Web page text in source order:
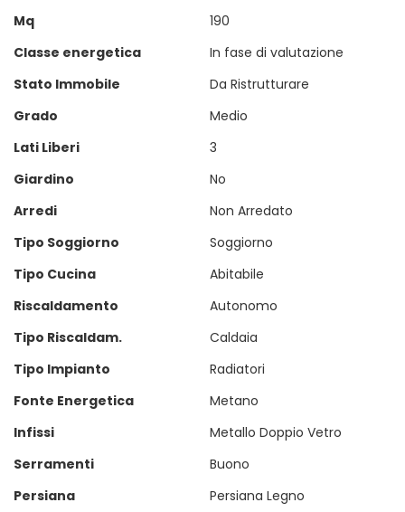
Mq
190
Classe energetica
In fase di valutazione
Stato Immobile
Da Ristrutturare
Grado
Medio
Lati Liberi
3
Giardino
No
Arredi
Non Arredato
Tipo Soggiorno
Soggiorno
Tipo Cucina
Abitabile
Riscaldamento
Autonomo
Tipo Riscaldam.
Caldaia
Tipo Impianto
Radiatori
Fonte Energetica
Metano
Infissi
Metallo Doppio Vetro
Serramenti
Buono
Persiana
Persiana Legno